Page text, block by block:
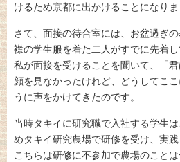
けるため京都に出かけることになりま
さて、面接の待合室には、お盆過ぎ
襟の学生服を着た二人がすでに先着
私が面接を受けることを聞いて、「
顔を見なかったけれど、どうしてこ
うに声をかけてきたのです。
当時タキイに研究職で入社する学生
めタキイ研究農場で研修を受け、実践
こちらは研修に不参加で農場のこと